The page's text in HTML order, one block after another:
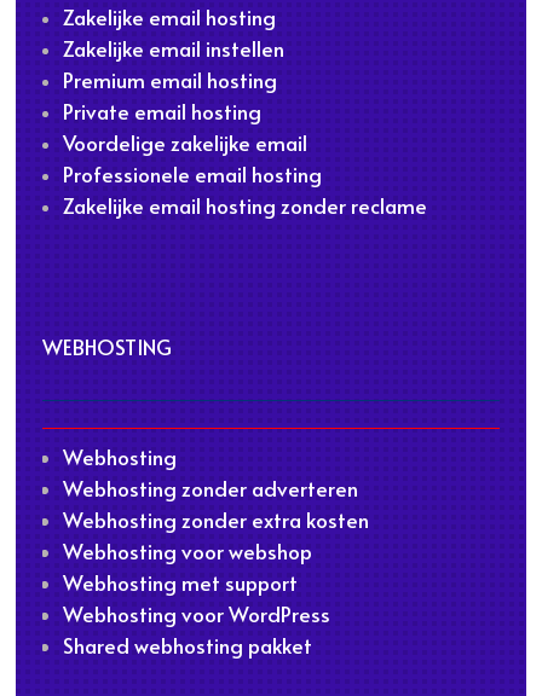
Zakelijke email hosting
Zakelijke email instellen
Premium email hosting
Private email hosting
Voordelige zakelijke email
Professionele email hosting
Zakelijke email hosting zonder reclame
WEBHOSTING
Webhosting
Webhosting zonder adverteren
Webhosting zonder extra kosten
Webhosting voor webshop
Webhosting met support
Webhosting voor WordPress
Shared webhosting pakket